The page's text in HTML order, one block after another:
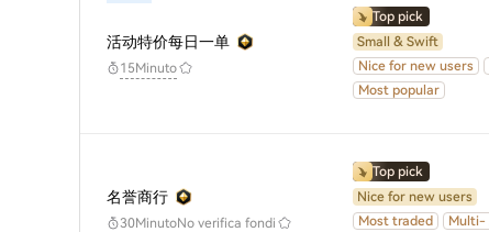
活动特价每日一单
15Minuto
Top pick
Small & Swift
Nice for new users
Most popular
名誉商行
30MinutoNo verifica fondi
Top pick
Nice for new users
Most traded
Multi-